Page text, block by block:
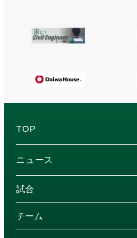
TOP
ニュース
試合
チーム